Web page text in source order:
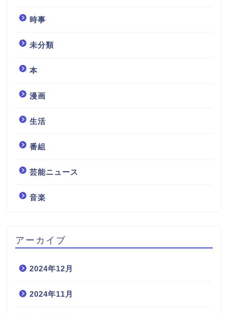
時事
未分類
本
漫画
生活
番組
芸能ニュース
音楽
アーカイブ
2024年12月
2024年11月